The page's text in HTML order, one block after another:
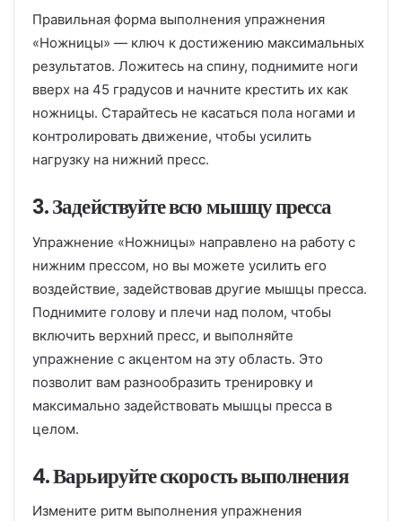
Правильная форма выполнения упражнения
«Ножницы» — ключ к достижению максимальных
результатов. Ложитесь на спину, поднимите ноги
вверх на 45 градусов и начните крестить их как
ножницы. Старайтесь не касаться пола ногами и
контролировать движение, чтобы усилить
нагрузку на нижний пресс.
3. Задействуйте всю мышцу пресса
Упражнение «Ножницы» направлено на работу с
нижним прессом, но вы можете усилить его
воздействие, задействовав другие мышцы пресса.
Поднимите голову и плечи над полом, чтобы
включить верхний пресс, и выполняйте
упражнение с акцентом на эту область. Это
позволит вам разнообразить тренировку и
максимально задействовать мышцы пресса в
целом.
4. Варьируйте скорость выполнения
Измените ритм выполнения упражнения